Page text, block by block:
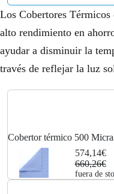
Los Cobertores Térmicos
alto rendimiento en
ayudar a disminuir la
través de reflejar la luz
Cobertor térmico 500
de 4 x 10,5 metros574,14€
660,26€
fuera de